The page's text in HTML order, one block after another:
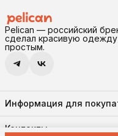
Pelican — российский
сделал красивую
простым.
Информация для
Реквизиты
Доставка и оплата
Контакты